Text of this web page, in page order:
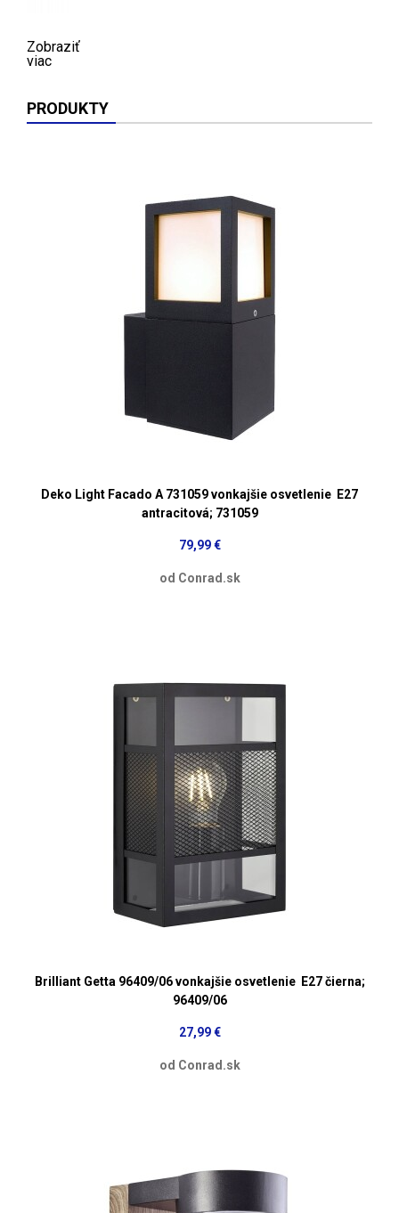
Zobraziť
viac
PRODUKTY
Deko Light Facado A 731059 vonkajšie osvetlenie E27
antracitová; 731059
79,99 €
od Conrad.sk
Brilliant Getta 96409/06 vonkajšie osvetlenie E27 čierna;
96409/06
27,99 €
od Conrad.sk